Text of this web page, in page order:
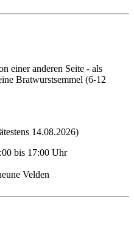
einer anderen Seite - als
Bratwurstsemmel (6-12
14.08.2026)
bis 17:00 Uhr
Velden